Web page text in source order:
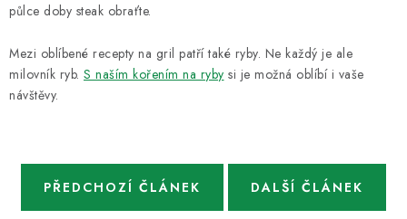
půlce doby steak obraťte.
Mezi oblíbené recepty na gril patří také ryby. Ne každý je ale
milovník ryb. S naším kořením na ryby si je možná oblíbí i vaše
návštěvy.
PŘEDCHOZÍ ČLÁNEK DALŠÍ ČLÁNEK